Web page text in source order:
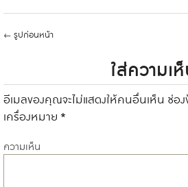
← รูปก่อนหน้า
ใส่ความเ
อีเมลของคุณจะไม่แสดงให้คนอื่นเห็น ช่อ
เครื่องหมาย *
ความเห็น